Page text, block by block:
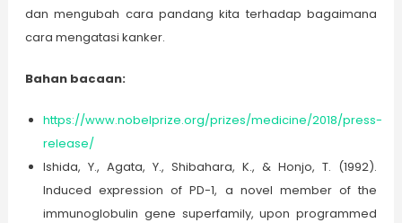
dan mengubah cara pandang kita terhadap bagaimana
cara mengatasi kanker.
Bahan bacaan:
https://www.nobelprize.org/prizes/medicine/2018/press-
release/
Ishida, Y., Agata, Y., Shibahara, K., & Honjo, T. (1992).
Induced expression of PD-1, a novel member of the
immunoglobulin gene superfamily, upon programmed